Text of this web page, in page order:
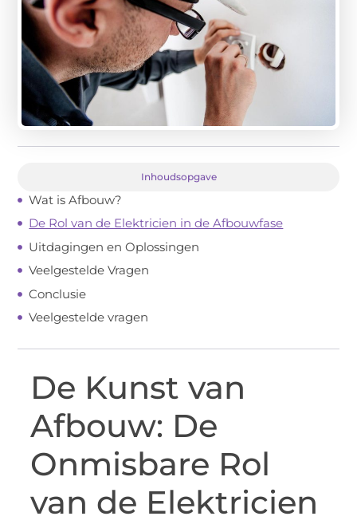
Inhoudsopgave
Wat is Afbouw?
De Rol van de Elektricien in de Afbouwfase
Uitdagingen en Oplossingen
Veelgestelde Vragen
Conclusie
Veelgestelde vragen
De Kunst van
Afbouw: De
Onmisbare Rol
van de Elektricien